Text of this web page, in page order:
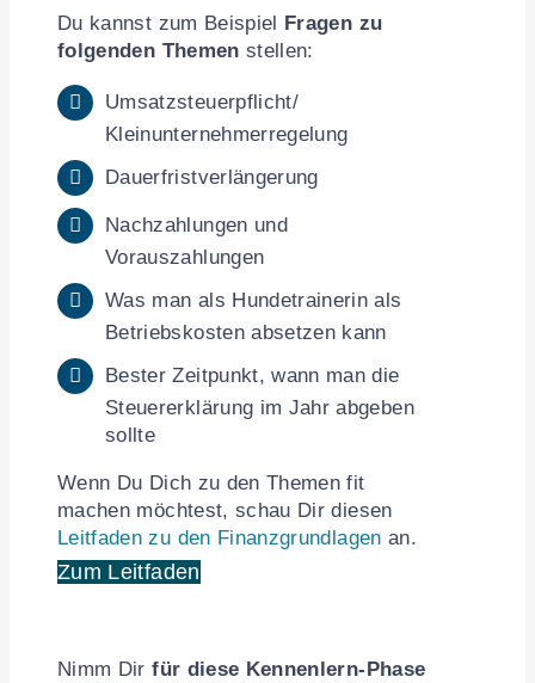
Du kannst zum Beispiel
Fragen zu
folgenden Themen stellen:
Umsatzsteuerpflicht/
Kleinunternehmerregelung
Dauerfristverlängerung
Nachzahlungen und
Vorauszahlungen
Was man als Hundetrainerin als
Betriebskosten absetzen kann
Bester Zeitpunkt, wann man die
Steuererklärung im Jahr abgeben
sollte
Wenn Du Dich zu den Themen fit
machen möchtest, schau Dir diesen
Leitfaden zu den Finanzgrundlagen an.
Zum Leitfaden
Nimm Dirfür diese Kennenlern-Phase